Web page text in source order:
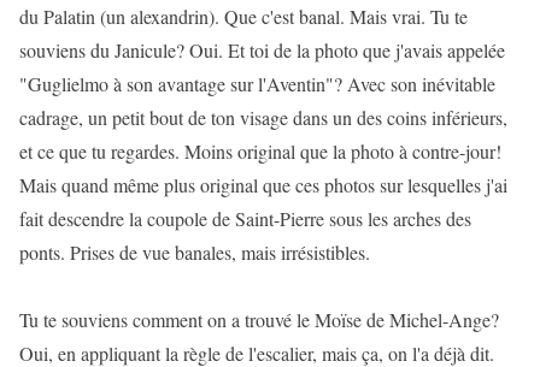
du Palatin (un alexandrin). Que c'est banal. Mais vrai. Tu te
souviens du Janicule? Oui. Et toi de la photo que j'avais appelée
"Guglielmo à son avantage sur l'Aventin"? Avec son inévitable
cadrage, un petit bout de ton visage dans un des coins inférieurs,
et ce que tu regardes. Moins original que la photo à contre-jour!
Mais quand même plus original que ces photos sur lesquelles j'ai
fait descendre la coupole de Saint-Pierre sous les arches des
ponts. Prises de vue banales, mais irrésistibles.
Tu te souviens comment on a trouvé le Moïse de Michel-Ange?
Oui, en appliquant la règle de l'escalier, mais ça, on l'a déjà dit.